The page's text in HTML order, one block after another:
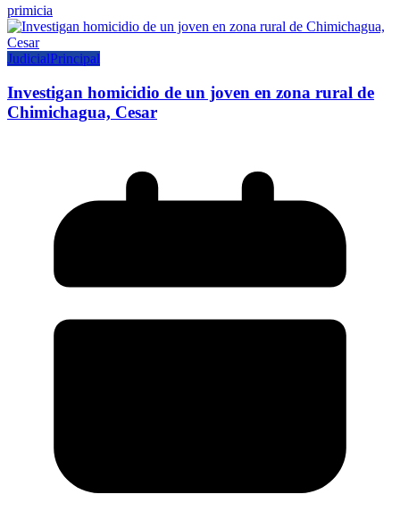
primicia
JudicialPrincipal
Investigan homicidio de un joven en zona rural de
Chimichagua, Cesar